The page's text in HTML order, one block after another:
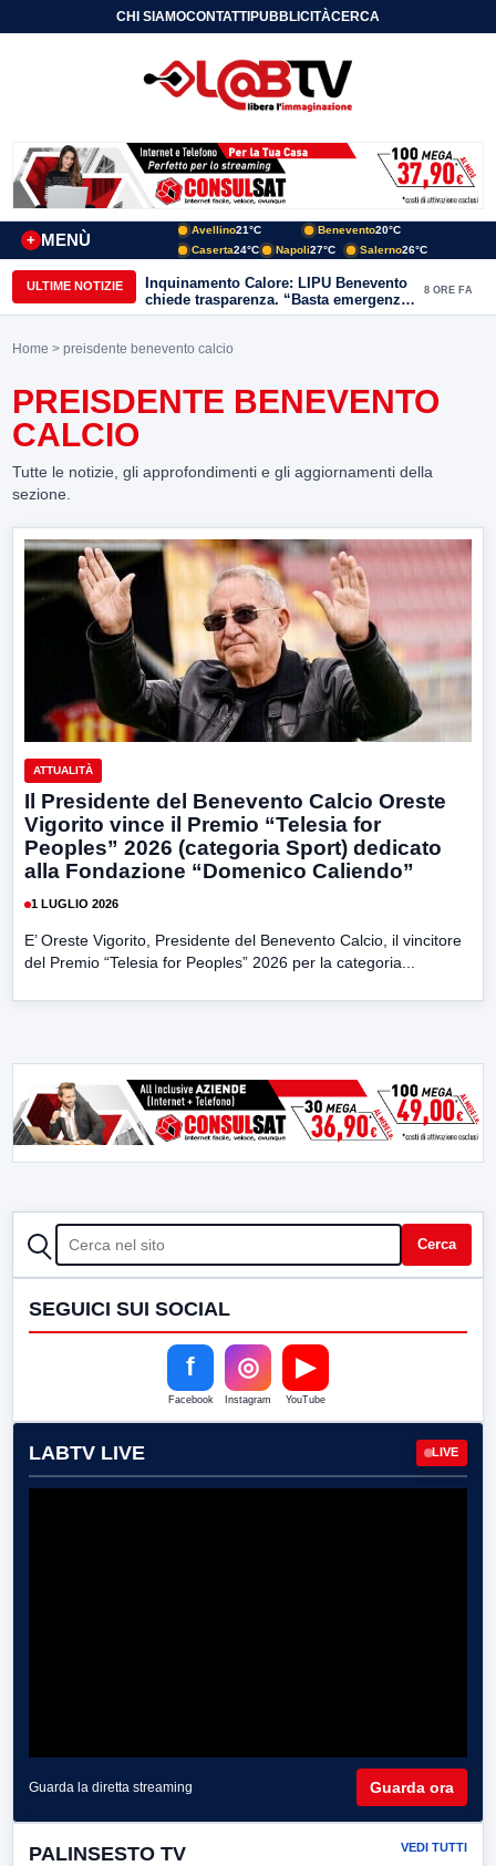
CHI SIAMOCONTATTIPUBBLICITÀCERCA
MENÙ
+
Avellino21°C Benevento20°C
Caserta24°C Napoli27°C Salerno26°C
ULTIME NOTIZIE
Inquinamento Calore: LIPU Benevento
chiede trasparenza. “Basta emergenze:
non possiamo continuare a trattare i
canali di scarico
8 ORE FA
Home > preisdente benevento calcio
PREISDENTE BENEVENTO
CALCIO
Tutte le notizie, gli approfondimenti e gli aggiornamenti della
sezione.
ATTUALITÀ
Il Presidente del Benevento Calcio Oreste
Vigorito vince il Premio “Telesia for
Peoples” 2026 (categoria Sport) dedicato
alla Fondazione “Domenico Caliendo”
1 LUGLIO 2026
E’ Oreste Vigorito, Presidente del Benevento Calcio, il vincitore
del Premio “Telesia for Peoples” 2026 per la categoria...
CERCA Cerca
SEGUICI SUI SOCIAL
f
Facebook
◎
Instagram
▶
YouTube
LABTV LIVE LIVE
Guarda la diretta streaming Guarda ora
PALINSESTO TV VEDI TUTTI